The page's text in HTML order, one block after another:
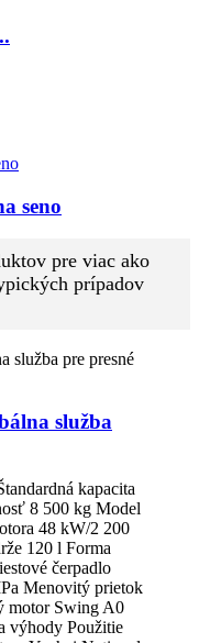
seno
pre viac ako
prípadov
služba
kapacita
8 500 kg Model
48 kW/2 200
120 l Forma
čerpadlo
Menovitý prietok
motor Swing A0
výhody Použitie